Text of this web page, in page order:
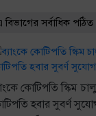
বিভাগের সর্বাধিক পঠিত
কোটিপতি স্কিম
হবার সুবর্ণ